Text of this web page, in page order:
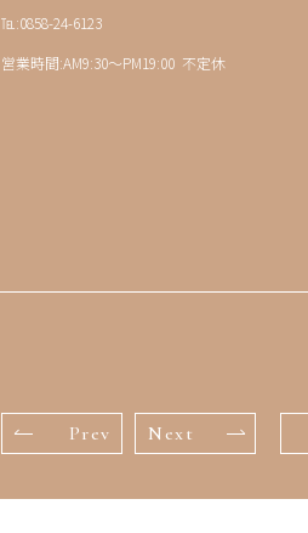
℡:0858-24-6123
営業時間:AM9:30〜PM19:00 不定休
Prev Next